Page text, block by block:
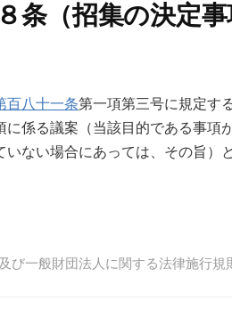
条（招集の決定事
百八十一条第一項第三号に規定す
に係る議案（当該目的である事項
いない場合にあっては、その旨）
び一般財団法人に関する法律施行規